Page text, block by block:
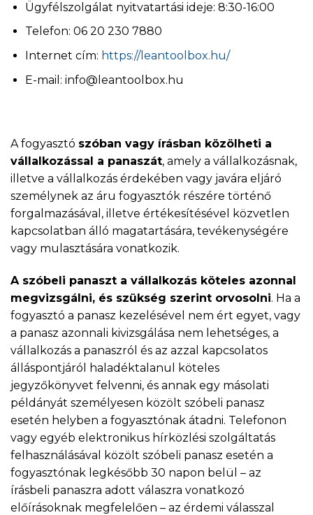
Ügyfélszolgálat nyitvatartási ideje: 8:30-16:00
Telefon: 06 20 230 7880
Internet cím: https://leantoolbox.hu/
E-mail: info@leantoolbox.hu
A fogyasztó szóban vagy írásban közölheti a
vállalkozással a panaszát, amely a vállalkozásnak,
illetve a vállalkozás érdekében vagy javára eljáró
személynek az áru fogyasztók részére történő
forgalmazásával, illetve értékesítésével közvetlen
kapcsolatban álló magatartására, tevékenységére
vagy mulasztására vonatkozik.
A szóbeli panaszt a vállalkozás köteles azonnal
megvizsgálni, és szükség szerint orvosolni. Ha a
fogyasztó a panasz kezelésével nem ért egyet, vagy
a panasz azonnali kivizsgálása nem lehetséges, a
vállalkozás a panaszról és az azzal kapcsolatos
álláspontjáról haladéktalanul köteles
jegyzőkönyvet felvenni, és annak egy másolati
példányát személyesen közölt szóbeli panasz
esetén helyben a fogyasztónak átadni. Telefonon
vagy egyéb elektronikus hírközlési szolgáltatás
felhasználásával közölt szóbeli panasz esetén a
fogyasztónak legkésőbb 30 napon belül – az
írásbeli panaszra adott válaszra vonatkozó
előírásoknak megfelelően – az érdemi válasszal